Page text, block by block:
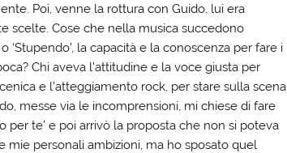
Poi, venne la rottura con Guido, lui era
scelte. Cose che nella musica succedono
la capacità e la conoscenza per fare i
Chi aveva l’attitudine e la voce giusta per
e l’atteggiamento rock, per stare sulla scena
messe via le incomprensioni, mi chiese di fare
per te’ e poi arrivò la proposta che non si poteva
personali ambizioni, ma ho sposato quel